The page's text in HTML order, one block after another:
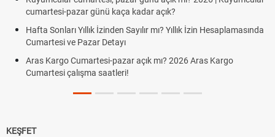
cumartesi-pazar günü kaça kadar açık?
Hafta Sonları Yıllık İzinden Sayılır mı? Yıllık İzin Hesaplamasında
Cumartesi ve Pazar Detayı
Aras Kargo Cumartesi-pazar açık mı? 2026 Aras Kargo
Cumartesi çalışma saatleri!
KEŞFET